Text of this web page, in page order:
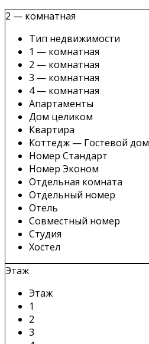
2 — комнатная
Тип недвижимости
1 — комнатная
2 — комнатная
3 — комнатная
4 — комнатная
Апартаменты
Дом целиком
Квартира
Коттедж — Гостевой дом
Номер Стандарт
Номер Эконом
Отдельная комната
Отдельный номер
Отель
Совместный номер
Студия
Хостел
Этаж
Этаж
1
2
3